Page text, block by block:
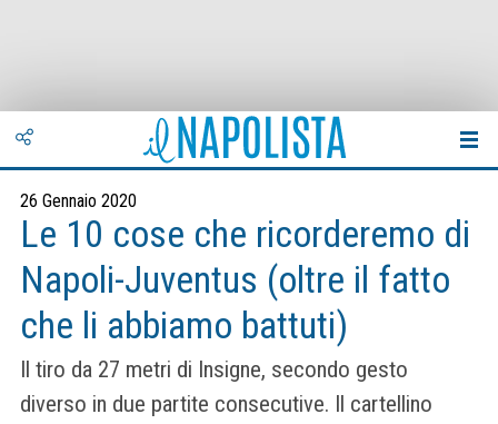
26 Gennaio 2020
Le 10 cose che ricorderemo di
Napoli-Juventus (oltre il fatto
che li abbiamo battuti)
Il tiro da 27 metri di Insigne, secondo gesto
diverso in due partite consecutive. Il cartellino